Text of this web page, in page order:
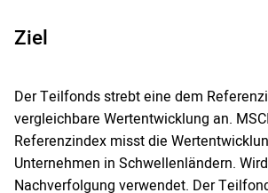
Ziel
Der Teilfonds strebt eine dem
vergleichbare Wertentwicklung an.
Referenzindex misst die
Unternehmen in Schwellenländern.
Nachverfolgung verwendet. Der